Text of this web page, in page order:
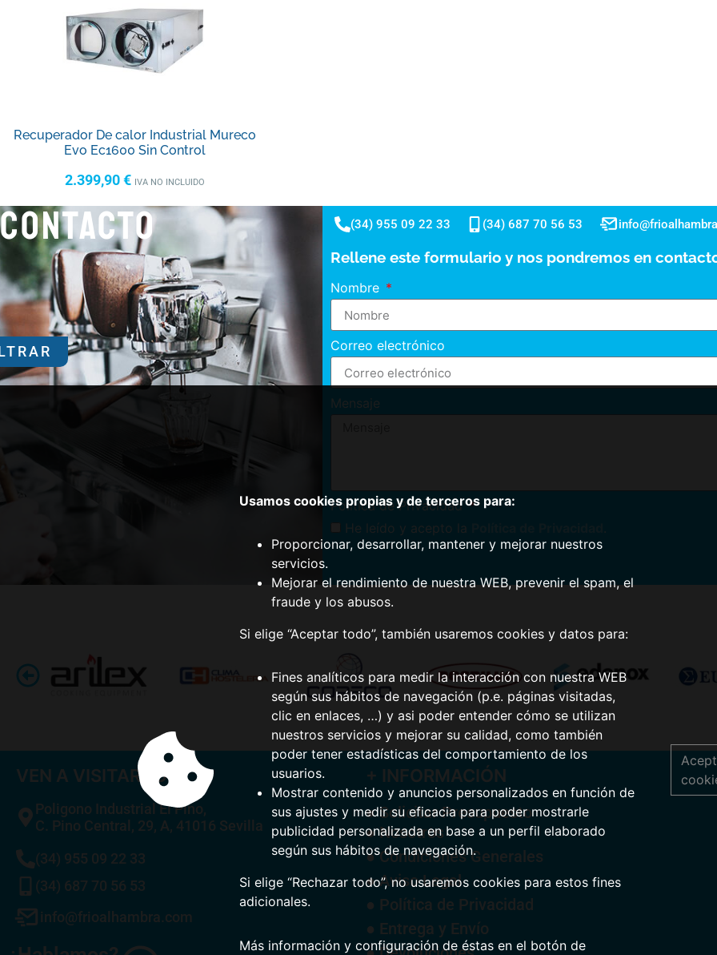
Recuperador De calor Industrial Mureco
Evo Ec1600 Sin Control
2.399,90€ IVA NO INCLUIDO
CONTACTO (34) 955 09 22 33 (34) 687 70 56 53
Rellene este formulario y nos pondremos en
Nombre
Correo electrónico
Mensaje
Política de Privacidad
He leído y acepto la
VEN A VISITARNOS
Poligono Industrial El Pino,
C. Pino Central, 29, A, 41016 Sevilla
(34) 955 09 22 33
(34) 687 70 56 53
info@frioalhambra.com
+ INFORMACIÓN
● Solicitar Presupuesto
● Nosotros
● Condiciones Generales
● Aviso Legal
● Política de Privacidad
● Entrega y Envío
Usamos cookies propias y de terceros para:
Proporcionar, desarrollar, mantener y mejorar nuestros
servicios.
Mejorar el rendimiento de nuestra WEB, prevenir el spam, el
fraude y los abusos.
Si elige “Aceptar todo”, también usaremos cookies y datos para:
Fines analíticos para medir la interacción con nuestra WEB
según sus hábitos de navegación (p.e. páginas visitadas,
clic en enlaces, …) y asi poder entender cómo se utilizan
nuestros servicios y mejorar su calidad, como también
poder tener estadísticas del comportamiento de los
usuarios.
Mostrar contenido y anuncios personalizados en función de
sus ajustes y medir su eficacia para poder mostrarle
publicidad personalizada en base a un perfil elaborado
según sus hábitos de navegación.
Si elige “Rechazar todo”, no usaremos cookies para estos fines
adicionales.
Más información y configuración de éstas en el botón de